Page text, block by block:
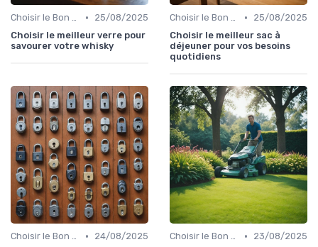
Choisir le Bon Appareil •
25/08/2025
Choisir le meilleur verre pour
savourer votre whisky
Choisir le Bon Appareil •
25/08/2025
Choisir le meilleur sac à
déjeuner pour vos besoins
quotidiens
Choisir le Bon Appareil •
24/08/2025
Choisir le Bon Appareil •
23/08/2025